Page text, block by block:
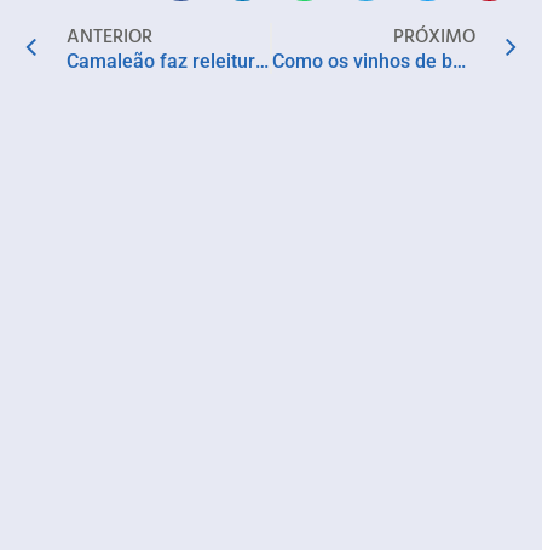
ANTERIOR
Camaleão faz releitura de primeira mortalha produzida para o bloco em 1986
PRÓXIMO
Como os vinhos de baixo teor alcoólico estão mudando a forma de beber no Brasil